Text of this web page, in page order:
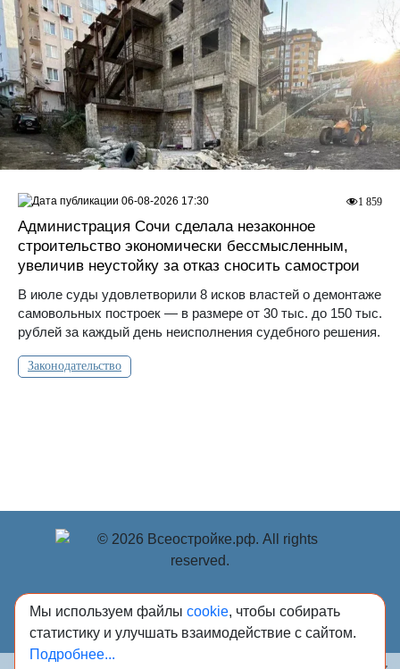
Администрация Сочи сделала незаконное
строительство экономически бессмысленным,
увеличив неустойку за отказ сносить самострои
В июле суды удовлетворили 8 исков властей о демонтаже
самовольных построек — в размере от 30 тыс. до 150 тыс.
рублей за каждый день неисполнения судебного решения.
Законодательство
1 859
06-08-2026 17:30
© Учредитель: Индивидуальный предприниматель
Опрышко Светлана Александровна, 2018-2026.
Сообщения и материалы сетевого издания «Всё о
стройке» (зарегистрировано Федеральной службой по
Мы используем файлы cookie, чтобы собирать
статистику и улучшать взаимодействие с сайтом.
Подробнее...